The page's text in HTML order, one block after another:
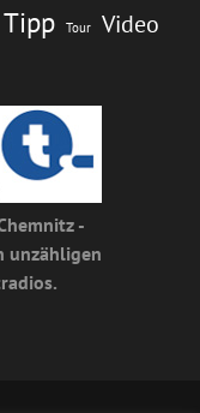
Tipp Tour Video
-
unzähligen